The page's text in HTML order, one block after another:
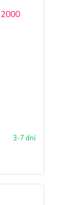
3-7 dní